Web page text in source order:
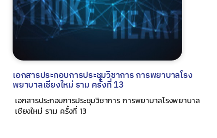
เอกสารประกอบการประชุมวิชาการ การพยาบาลโรง
พยาบาลเชียงใหม่ ราม ครั้งที่ 13
เอกสารประกอบการประชุมวิชาการ การพยาบาลโรงพยาบาล
เชียงใหม่ ราม ครั้งที่ 13